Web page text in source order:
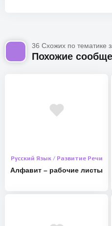
36 Схожих по тематике
Похожие
Русский Язык / Развитие Речи
Алфавит – рабочие листы